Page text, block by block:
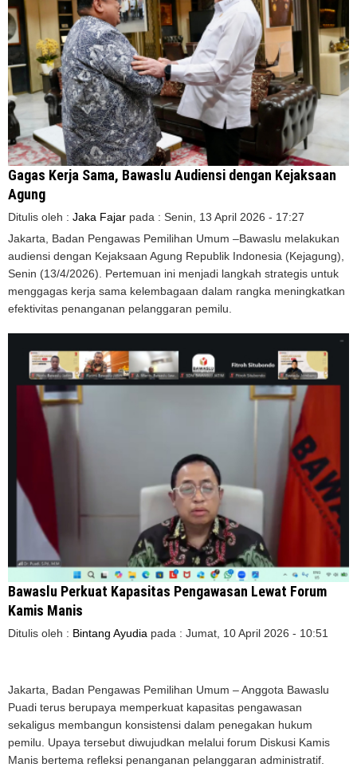
Gagas Kerja Sama, Bawaslu Audiensi dengan Kejaksaan
Agung
Ditulis oleh : Jaka Fajar pada : Senin, 13 April 2026 - 17:27
Jakarta, Badan Pengawas Pemilihan Umum –Bawaslu melakukan
audiensi dengan Kejaksaan Agung Republik Indonesia (Kejagung),
Senin (13/4/2026). Pertemuan ini menjadi langkah strategis untuk
menggagas kerja sama kelembagaan dalam rangka meningkatkan
efektivitas penanganan pelanggaran pemilu.
Bawaslu Perkuat Kapasitas Pengawasan Lewat Forum
Kamis Manis
Ditulis oleh : Bintang Ayudia pada : Jumat, 10 April 2026 - 10:51
Jakarta, Badan Pengawas Pemilihan Umum – Anggota Bawaslu
Puadi terus berupaya memperkuat kapasitas pengawasan
sekaligus membangun konsistensi dalam penegakan hukum
pemilu. Upaya tersebut diwujudkan melalui forum Diskusi Kamis
Manis bertema refleksi penanganan pelanggaran administratif.